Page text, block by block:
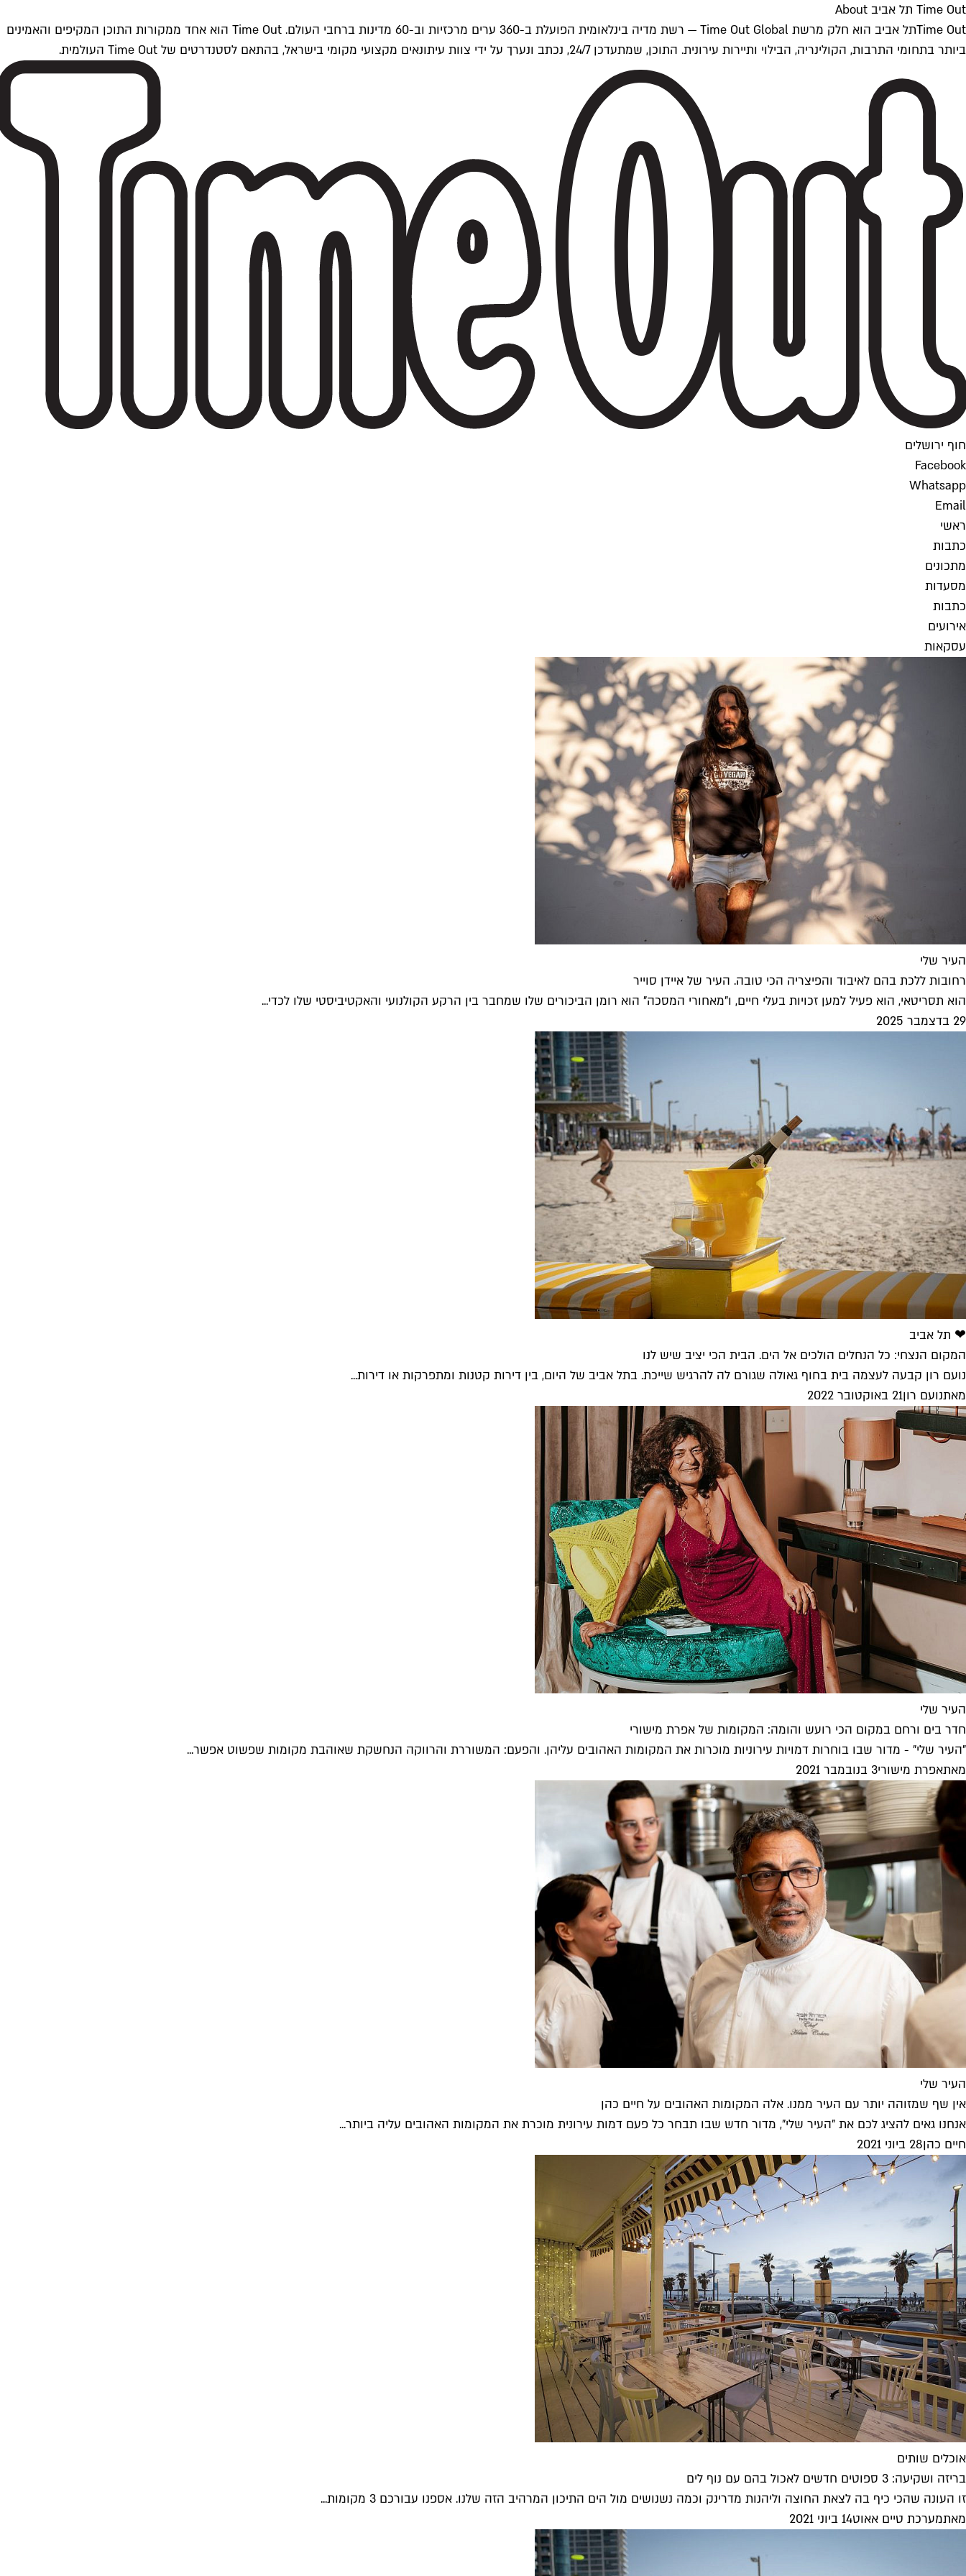
Time Out תל אביב About
Time Outתל אביב הוא חלק מרשת Time Out Global — רשת מדיה בינלאומית הפועלת ב-360 ערים מרכזיות וב-60 מדינות ברחבי העולם. Time Out הוא אחד ממקורות התוכן המקיפים והאמינים
ביותר בתחומי התרבות, הקולינריה, הבילוי ותיירות עירונית. התוכן, שמתעדכן 24/7, נכתב ונערך על ידי צוות עיתונאים מקצועי מקומי בישראל, בהתאם לסטנדרטים של Time Out העולמית.
חוף ירושלים
Facebook
Whatsapp
Email
ראשי
כתבות
מתכונים
מסעדות
כתבות
אירועים
עסקאות
העיר שלי
רחובות ללכת בהם לאיבוד והפיצריה הכי טובה. העיר של איידן סוייר
הוא תסריטאי, הוא פעיל למען זכויות בעלי חיים, ו"מאחורי המסכה" הוא רומן הביכורים שלו שמחבר בין הרקע הקולנועי והאקטיביסטי שלו לכדי...
29 בדצמבר 2025
❤ תל אביב
המקום הנצחי: כל הנחלים הולכים אל הים. הבית הכי יציב שיש לנו
נועם רון קבעה לעצמה בית בחוף גאולה שגורם לה להרגיש שייכת. בתל אביב של היום, בין דירות קטנות ומתפרקות או דירות...
מאתנועם רון21 באוקטובר 2022
העיר שלי
חדר בים ורחם במקום הכי רועש והומה: המקומות של אפרת מישורי
"העיר שלי" - מדור שבו בוחרות דמויות עירוניות מוכרות את המקומות האהובים עליהן. והפעם: המשוררת והרווקה הנחשקת שאוהבת מקומות שפשוט אפשר...
מאתאפרת מישורי3 בנובמבר 2021
העיר שלי
אין שף שמזוהה יותר עם העיר ממנו. אלה המקומות האהובים על חיים כהן
אנחנו גאים להציג לכם את "העיר שלי", מדור חדש שבו תבחר כל פעם דמות עירונית מוכרת את המקומות האהובים עליה ביותר...
חיים כהן28 ביוני 2021
אוכלים שותים
בריזה ושקיעה: 3 ספוטים חדשים לאכול בהם עם נוף לים
זו העונה שהכי כיף בה לצאת החוצה וליהנות מדרינק וכמה נשנושים מול הים התיכון המרהיב הזה שלנו. אספנו עבורכם 3 מקומות...
מאתמערכת טיים אאוט14 ביוני 2021